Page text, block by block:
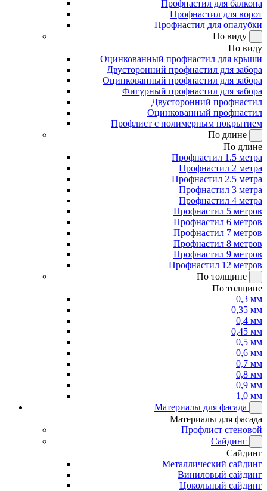
Профнастил для балкона
Профнастил для ворот
Профнастил для опалубки
По виду
По виду
Оцинкованный профнастил для крыши
Двусторонний профнастил для забора
Оцинкованный профнастил для забора
Фигурный профнастил для забора
Двусторонний профнастил
Оцинкованный профнастил
Профлист с полимерным покрытием
По длине
По длине
Профнастил 1.5 метра
Профнастил 2 метра
Профнастил 2.5 метра
Профнастил 3 метра
Профнастил 4 метра
Профнастил 5 метров
Профнастил 6 метров
Профнастил 7 метров
Профнастил 8 метров
Профнастил 9 метров
Профнастил 12 метров
По толщине
По толщине
0,3 мм
0,35 мм
0,4 мм
0,45 мм
0,5 мм
0,6 мм
0,7 мм
0,8 мм
0,9 мм
1,0 мм
Материалы для фасада
Материалы для фасада
Профлист стеновой
Сайдинг
Сайдинг
Металлический сайдинг
Виниловый сайдинг
Цокольный сайдинг